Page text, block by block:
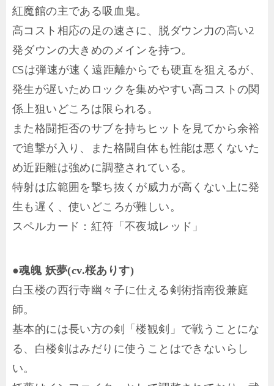
紅魔館の主である吸血鬼。
高コスト相応の足の速さに、脱ダウン力の高い2
発ダウンの大きめのメインを持つ。
CSは弾速が速く遠距離からでも硬直を狙えるが、
発生が遅いためロックを集めやすい高コストの関
係上狙いどころは限られる。
また格闘拒否のサブを持ちヒットを見てから余裕
で追撃が入り、また格闘自体も性能は悪くないた
め近距離は強めに調整されている。
特射は広範囲を撃ち抜くが威力が高くない上に発
生も遅く、使いどころが難しい。
スペルカード：紅符「不夜城レッド」
●魂魄 妖夢(cv.桜ありす)
白玉楼の西行寺幽々子に仕える剣術指南役兼庭
師。
基本的には長い方の剣「楼観剣」で戦うことにな
る、白楼剣はみだりに使うことはできないらし
い。